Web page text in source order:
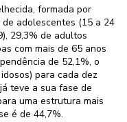
formada por
adolescentes (15 a 24
29,3% de adultos
com mais de 65 anos
de 52,1%, o
para cada dez
teve a sua fase de
uma estrutura mais
é de 44,7%.